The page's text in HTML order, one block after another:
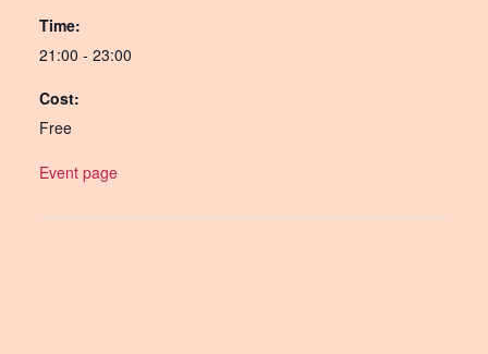
Time:
21:00 - 23:00
Cost:
Free
Event page